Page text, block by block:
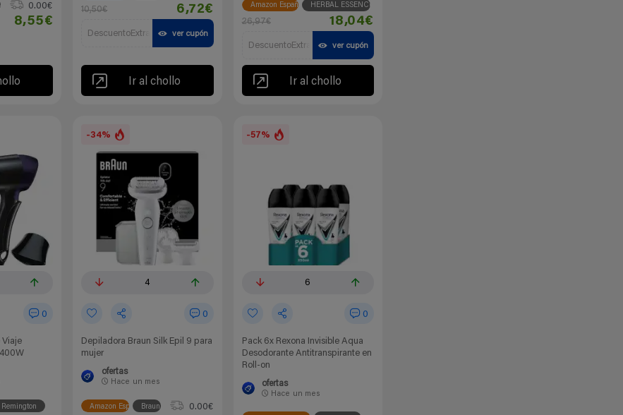
0.00€
8,55€
10,50€
6,72€
DescuentoExtra ver cupón
Ir al chollo
Amazon España HERBAL ESSENCES
26,97€ 18,04€
DescuentoExtra ver cupón
Ir al chollo
0
Viaje
Remington
-34%
4
0
Depiladora Braun Silk Epil 9 para
mujer
ofertas
Hace un mes
Amazon España Braun 0.00€
-57%
6
0
Pack 6x Rexona Invisible Aqua
Desodorante Antitranspirante en
Roll-on
ofertas
Hace un mes